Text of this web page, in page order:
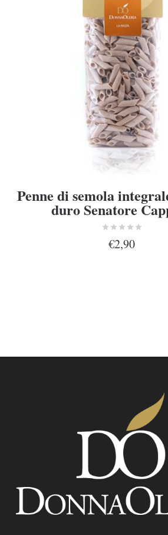
Penne di semola
duro Senatore
€2,90